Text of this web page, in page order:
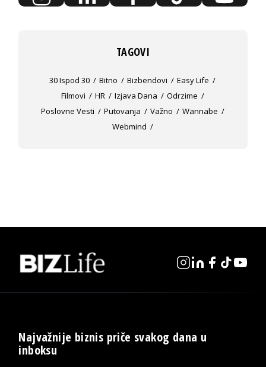
TAGOVI
30 Ispod 30 Bitno Bizbendovi
Easy Life
Filmovi
HR Izjava Dana
Odrzime
Poslovne Vesti
Putovanja Važno
Wannabe
Webmind
Najvažnije biznis priče svakog dana u
inboksu